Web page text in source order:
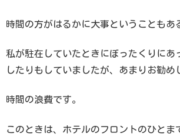
時間の方がはるかに大事ということも
私が駐在していたときにぼったくりにあ
したりもしていましたが、あまりお勧め
時間の浪費です。
このときは、ホテルのフロントのひとま